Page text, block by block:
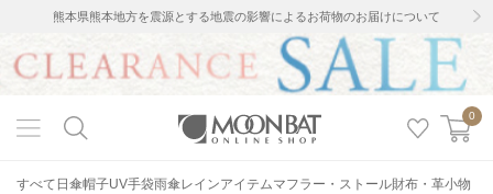
熊本県熊本地方を震源とする地震の影響によるお荷物のお届けについて
0
すべて 日傘帽子UV手袋雨傘レインアイテムマフラー・ストール財布・革小物